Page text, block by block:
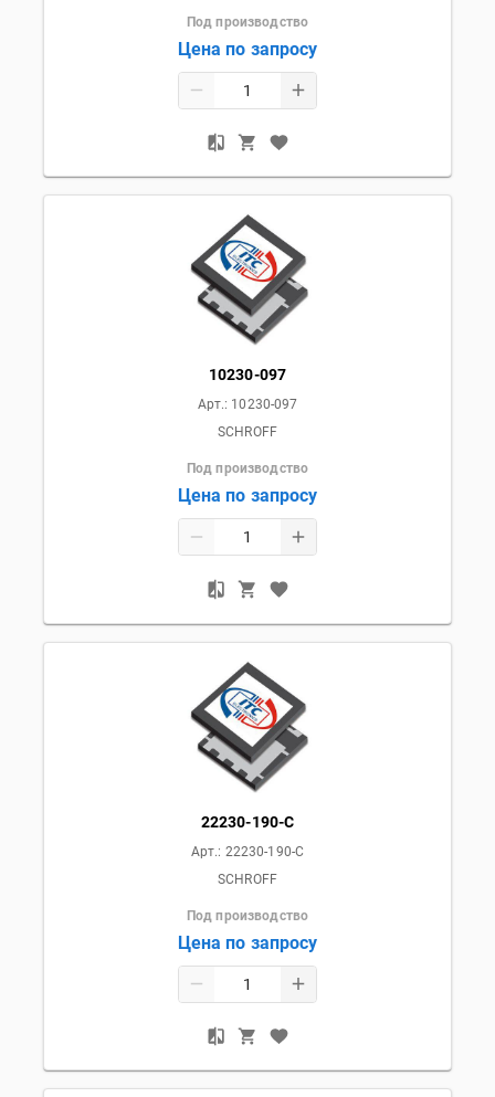
Под производство
Цена по запросу
10230-097
Арт.: 10230-097
SCHROFF
Под производство
Цена по запросу
22230-190-C
Арт.: 22230-190-C
SCHROFF
Под производство
Цена по запросу